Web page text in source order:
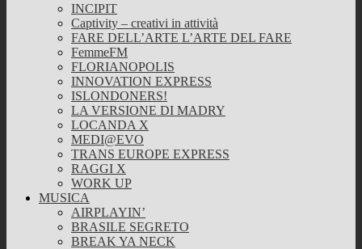
INCIPIT
Captivity – creativi in attività
FARE DELL’ARTE L’ARTE DEL FARE
FemmeFM
FLORIANOPOLIS
INNOVATION EXPRESS
ISLONDONERS!
LA VERSIONE DI MADRY
LOCANDA X
MEDI@EVO
TRANS EUROPE EXPRESS
RAGGI X
WORK UP
MUSICA
AIRPLAYIN’
BRASILE SEGRETO
BREAK YA NECK